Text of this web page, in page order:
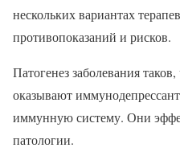
нескольких вариантах
противопоказаний и рисков.
Патогенез заболевания
оказывают
иммунную систему. Они
патологии.